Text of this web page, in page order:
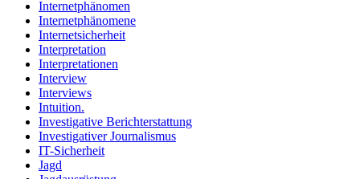
Internetphänomen
Internetphänomene
Internetsicherheit
Interpretation
Interpretationen
Interview
Interviews
Intuition.
Investigative Berichterstattung
Investigativer Journalismus
IT-Sicherheit
Jagd